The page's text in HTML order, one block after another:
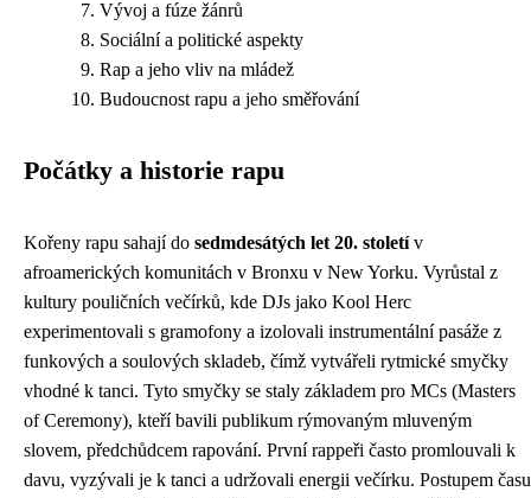
Vývoj a fúze žánrů
Sociální a politické aspekty
Rap a jeho vliv na mládež
Budoucnost rapu a jeho směřování
Počátky a historie rapu
Kořeny rapu sahají do sedmdesátých let 20. stoletív
afroamerických komunitách v Bronxu v New Yorku. Vyrůstal z
kultury pouličních večírků, kde DJs jako Kool Herc
experimentovali s gramofony a izolovali instrumentální pasáže z
funkových a soulových skladeb, čímž vytvářeli rytmické smyčky
vhodné k tanci. Tyto smyčky se staly základem pro MCs (Masters
of Ceremony), kteří bavili publikum rýmovaným mluveným
slovem, předchůdcem rapování. První rappeři často promlouvali k
davu, vyzývali je k tanci a udržovali energii večírku. Postupem času